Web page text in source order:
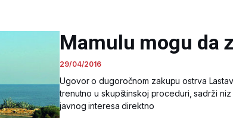
Mamulu mogu da
29/04/2016
Ugovor o dugoročnom zakupu ostrva
trenutno u skupštinskoj proceduri, sadrži
javnog interesa direktno